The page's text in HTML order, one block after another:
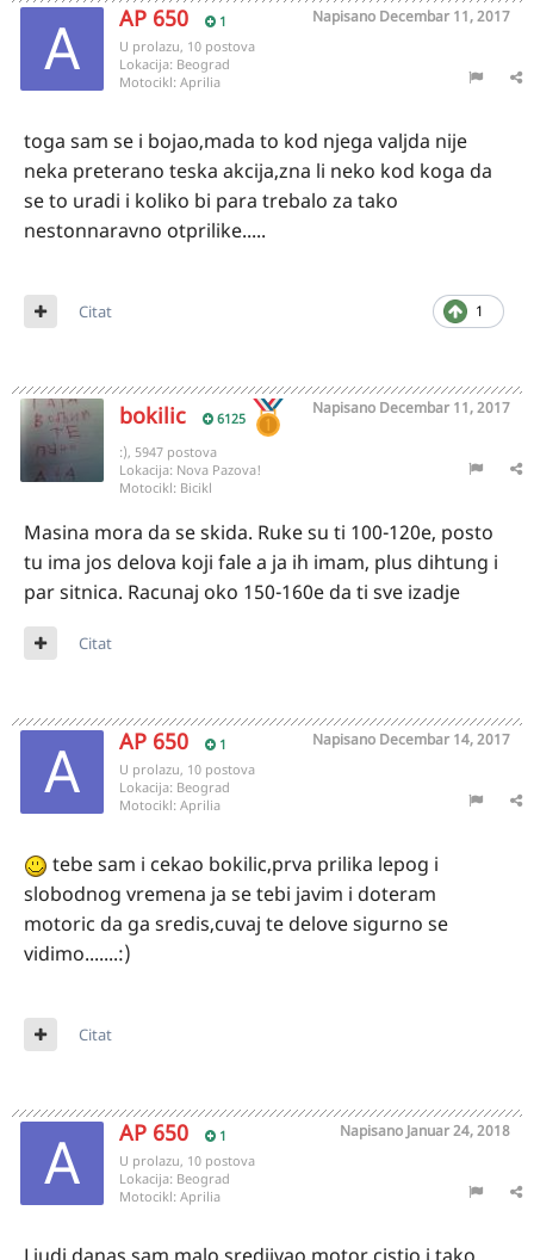
AP 650 1 Napisano Decembar 11, 2017
U prolazu, 10 postova
Lokacija: Beograd
Motocikl: Aprilia
toga sam se i bojao,mada to kod njega valjda nije
neka preterano teska akcija,zna li neko kod koga da
se to uradi i koliko bi para trebalo za tako
nestonnaravno otprilike.....
1
Citat
bokilic 6125
Napisano Decembar 11, 2017
:), 5947 postova
Lokacija: Nova Pazova!
Motocikl: Bicikl
Masina mora da se skida. Ruke su ti 100-120e, posto
tu ima jos delova koji fale a ja ih imam, plus dihtung i
par sitnica. Racunaj oko 150-160e da ti sve izadje
Citat
AP 650 1 Napisano Decembar 14, 2017
U prolazu, 10 postova
Lokacija: Beograd
Motocikl: Aprilia
tebe sam i cekao bokilic,prva prilika lepog i
slobodnog vremena ja se tebi javim i doteram
motoric da ga sredis,cuvaj te delove sigurno se
vidimo.......:)
Citat
AP 650 1 Napisano Januar 24, 2018
U prolazu, 10 postova
Lokacija: Beograd
Motocikl: Aprilia